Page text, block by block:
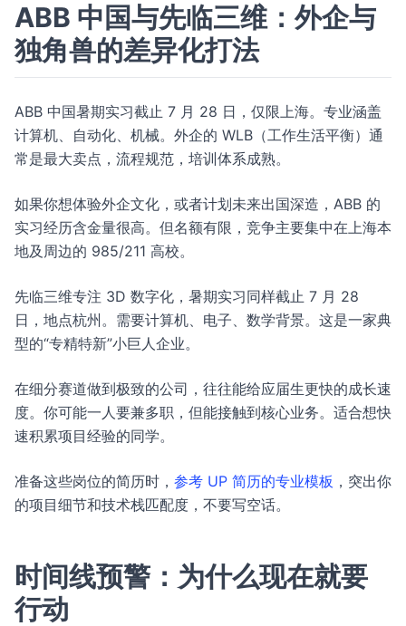
ABB 中国与先临三维：外企与
独角兽的差异化打法
ABB 中国暑期实习截止 7 月 28 日，仅限上海。专业涵盖
计算机、自动化、机械。外企的 WLB（工作生活平衡）通
常是最大卖点，流程规范，培训体系成熟。
如果你想体验外企文化，或者计划未来出国深造，ABB 的
实习经历含金量很高。但名额有限，竞争主要集中在上海本
地及周边的 985/211 高校。
先临三维专注 3D 数字化，暑期实习同样截止 7 月 28
日，地点杭州。需要计算机、电子、数学背景。这是一家典
型的“专精特新”小巨人企业。
在细分赛道做到极致的公司，往往能给应届生更快的成长速
度。你可能一人要兼多职，但能接触到核心业务。适合想快
速积累项目经验的同学。
准备这些岗位的简历时， 参考 UP 简历的专业模板 ，突出你
的项目细节和技术栈匹配度，不要写空话。
时间线预警：为什么现在就要
行动